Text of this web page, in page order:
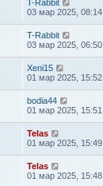
T-Rabbit
03 мар 2025, 08:14
T-Rabbit
03 мар 2025, 06:50
Xeni15
01 мар 2025, 15:52
bodia44
01 мар 2025, 15:51
Telas
01 мар 2025, 15:49
Telas
01 мар 2025, 15:48